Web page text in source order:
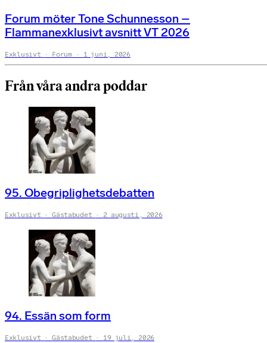
Forum möter Tone Schunnesson –
Flammanexklusivt avsnitt VT 2026
Exklusivt Forum 1 juni, 2026
Från våra andra poddar
95. Obegriplighetsdebatten
Exklusivt Gästabudet 2 augusti, 2026
94. Essän som form
Exklusivt Gästabudet 19 juli, 2026